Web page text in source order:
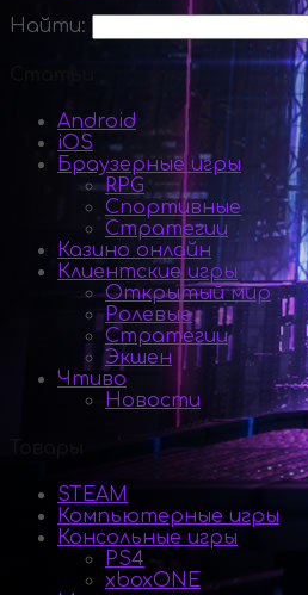
Найти:
Android
iOS
Браузерные игры
RPG
Спортивные
Стратегии
Казино онлайн
Клиентские игры
Открытый мир
Ролевые
Стратегии
Экшен
Чтиво
Новости
STEAM
Компьютерные игры
Консольные игры
PS4
xboxONE